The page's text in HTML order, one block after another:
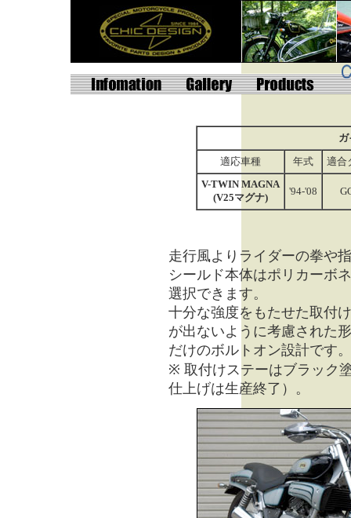
適応車種
年式
適合
V-TWIN MAGNA
(V25マグナ)
'94-'08
走行風よりライダーの拳や
シールド本体はポリカーボ
選択できます。
十分な強度をもたせた取付
が出ないように考慮された
だけのボルトオン設計です。
※ 取付けステーはブラック
仕上げは生産終了）。